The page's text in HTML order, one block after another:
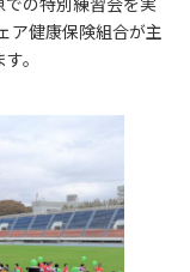
ア健康保険組合が主
。